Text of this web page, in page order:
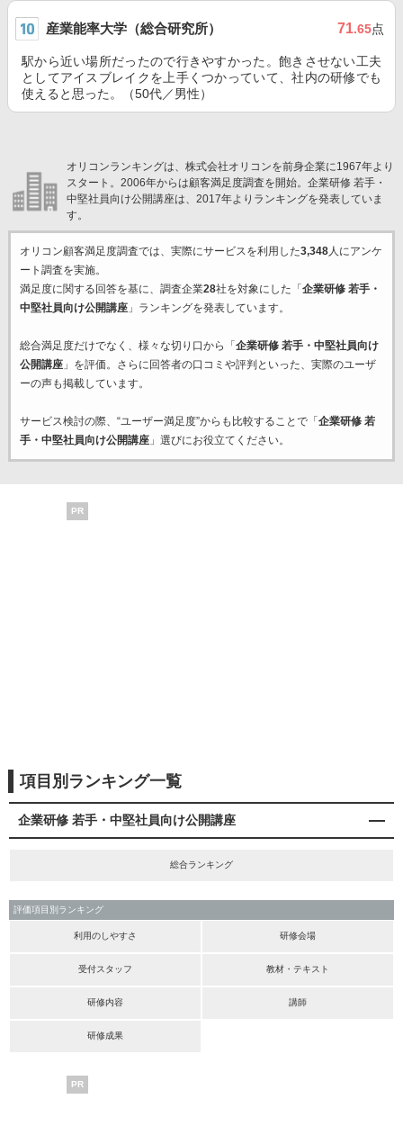
産業能率大学（総合研究所） 71.65点
駅から近い場所だったので行きやすかった。飽きさせない工夫
としてアイスブレイクを上手くつかっていて、社内の研修でも
使えると思った。（50代／男性）
オリコンランキングは、株式会社オリコンを前身企業に1967年より
スタート。2006年からは顧客満足度調査を開始。企業研修 若手・
中堅社員向け公開講座は、2017年よりランキングを発表していま
す。
オリコン顧客満足度調査では、実際にサービスを利用した3,348人にアンケ
ート調査を実施。
満足度に関する回答を基に、調査企業28社を対象にした「 企業研修 若手・
中堅社員向け公開講座」ランキングを発表しています。
総合満足度だけでなく、様々な切り口から「 企業研修 若手・中堅社員向け
公開講座」を評価。さらに回答者の口コミや評判といった、実際のユーザ
ーの声も掲載しています。
サービス検討の際、“ユーザー満足度”からも比較することで「 企業研修 若
手・中堅社員向け公開講座」選びにお役立てください。
PR
項目別ランキング一覧
企業研修 若手・中堅社員向け公開講座
総合ランキング
評価項目別ランキング
利用のしやすさ 研修会場
受付スタッフ 教材・テキスト
研修内容 講師
研修成果
PR